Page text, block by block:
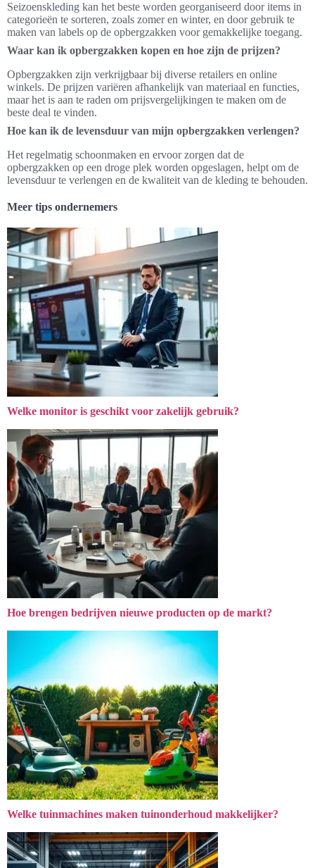
Seizoenskleding kan het beste worden georganiseerd door items in
categorieën te sorteren, zoals zomer en winter, en door gebruik te
maken van labels op de opbergzakken voor gemakkelijke toegang.
Waar kan ik opbergzakken kopen en hoe zijn de prijzen?
Opbergzakken zijn verkrijgbaar bij diverse retailers en online
winkels. De prijzen variëren afhankelijk van materiaal en functies,
maar het is aan te raden om prijsvergelijkingen te maken om de
beste deal te vinden.
Hoe kan ik de levensduur van mijn opbergzakken verlengen?
Het regelmatig schoonmaken en ervoor zorgen dat de
opbergzakken op een droge plek worden opgeslagen, helpt om de
levensduur te verlengen en de kwaliteit van de kleding te behouden.
Meer tips ondernemers
Welke monitor is geschikt voor zakelijk gebruik?
Hoe brengen bedrijven nieuwe producten op de markt?
Welke tuinmachines maken tuinonderhoud makkelijker?